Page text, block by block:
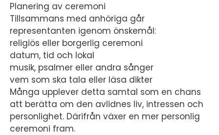
Planering av ceremoni
Tillsammans med anhöriga går
representanten igenom önskemål:
religiös eller borgerlig ceremoni
datum, tid och lokal
musik, psalmer eller andra sånger
vem som ska tala eller läsa dikter
Många upplever detta samtal som en chans
att berätta om den avlidnes liv, intressen och
personlighet. Därifrån växer en mer personlig
ceremoni fram.